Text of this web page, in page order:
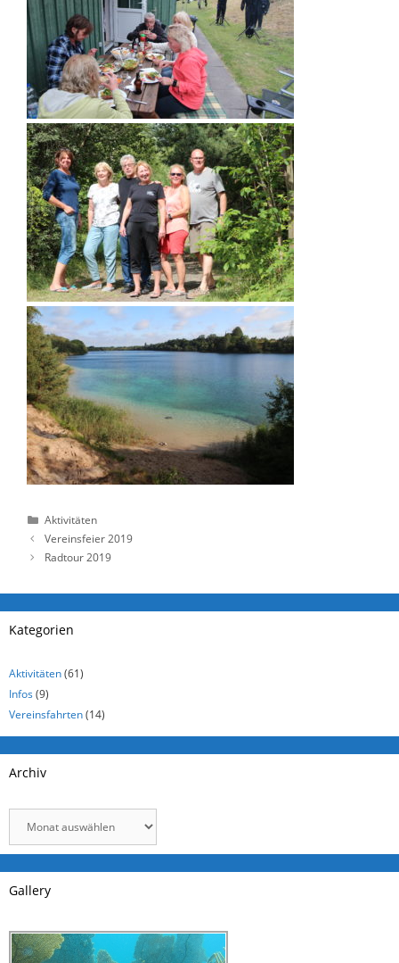
Kategorien
Aktivitäten
Vereinsfeier 2019
Radtour 2019
Kategorien
Aktivitäten(61)
Infos(9)
Vereinsfahrten(14)
Archiv
Gallery